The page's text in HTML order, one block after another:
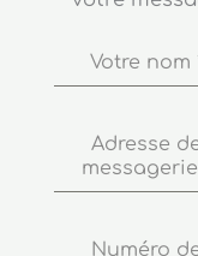
messagerie
téléphone